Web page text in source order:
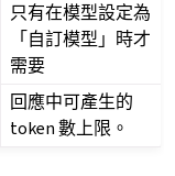
只有在模型設定為
「自訂模型」時才
需要
回應中可產生的
token 數上限。